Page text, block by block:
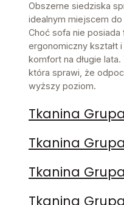
Obszerne siedziska
idealnym miejscem
Choć sofa nie posiada
ergonomiczny kształt
komfort na długie
która sprawi, że
wyższy poziom.
Tkanina
Tkanina Grupa
Tkanina
Tkanina